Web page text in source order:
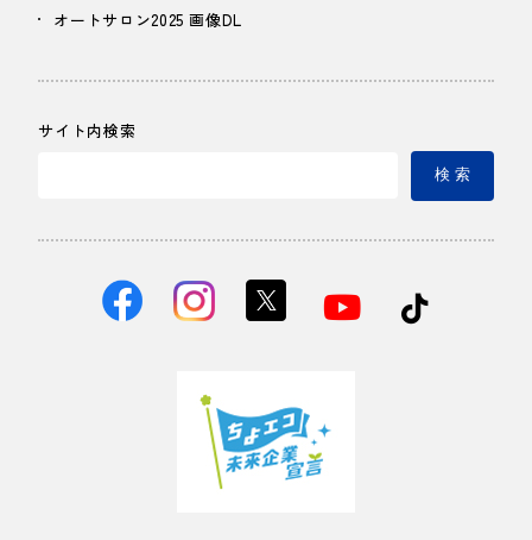
オートサロン2025 画像DL
サイト内検索
検 索